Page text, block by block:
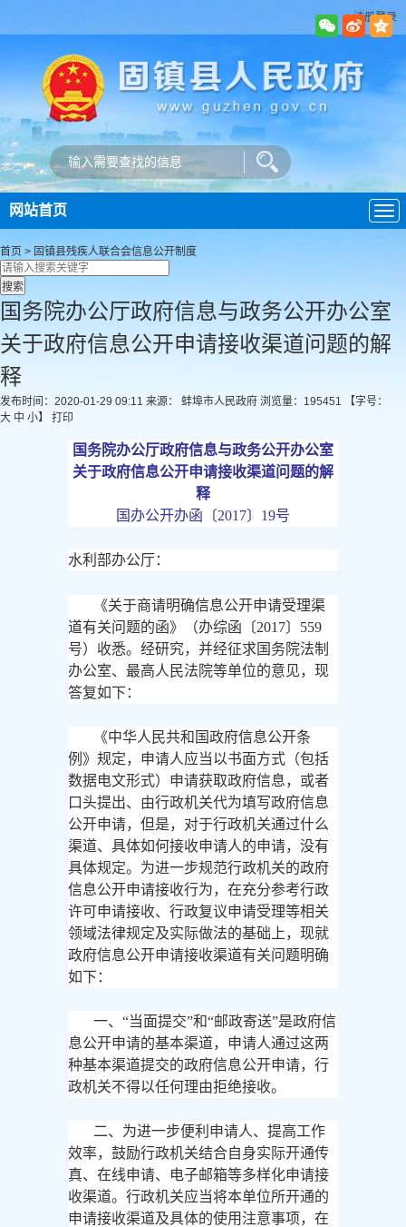
注册登录
导
航
网站首页
首页 > 固镇县残疾人联合会信息公开制度
国务院办公厅政府信息与政务公开办公室
关于政府信息公开申请接收渠道问题的解
释
发布时间：2020-01-29 09:11 来源： 蚌埠市人民政府 浏览量： 195451
【字号：
大 中 小】 打印
国务院办公厅政府信息与政务公开办公室
关于政府信息公开申请接收渠道问题的解
释
国办公开办函〔2017〕19号
水利部办公厅：
《关于商请明确信息公开申请受理渠
道有关问题的函》（办综函〔2017〕559
号）收悉。经研究，并经征求国务院法制
办公室、最高人民法院等单位的意见，现
答复如下：
《中华人民共和国政府信息公开条
例》规定，申请人应当以书面方式（包括
数据电文形式）申请获取政府信息，或者
口头提出、由行政机关代为填写政府信息
公开申请，但是，对于行政机关通过什么
渠道、具体如何接收申请人的申请，没有
具体规定。为进一步规范行政机关的政府
信息公开申请接收行为，在充分参考行政
许可申请接收、行政复议申请受理等相关
领域法律规定及实际做法的基础上，现就
政府信息公开申请接收渠道有关问题明确
如下：
一、“当面提交”和“邮政寄送”是政府信
息公开申请的基本渠道，申请人通过这两
种基本渠道提交的政府信息公开申请，行
政机关不得以任何理由拒绝接收。
二、为进一步便利申请人、提高工作
效率，鼓励行政机关结合自身实际开通传
真、在线申请、电子邮箱等多样化申请接
收渠道。行政机关应当将本单位所开通的
申请接收渠道及具体的使用注意事项，在